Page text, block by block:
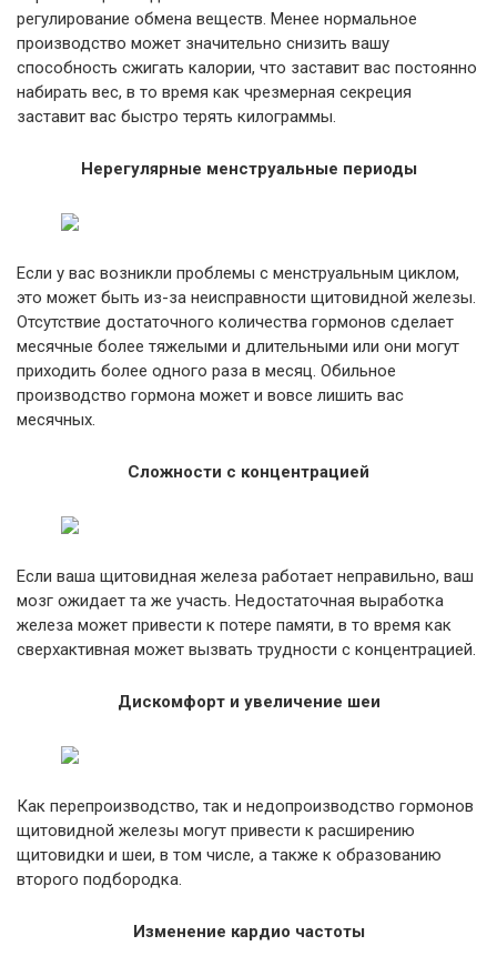
регулирование обмена веществ. Менее нормальное
производство может значительно снизить вашу
способность сжигать калории, что заставит вас постоянно
набирать вес, в то время как чрезмерная секреция
заставит вас быстро терять килограммы.
Нерегулярные менструальные периоды
Если у вас возникли проблемы с менструальным циклом,
это может быть из-за неисправности щитовидной железы.
Отсутствие достаточного количества гормонов сделает
месячные более тяжелыми и длительными или они могут
приходить более одного раза в месяц. Обильное
производство гормона может и вовсе лишить вас
месячных.
Сложности с концентрацией
Если ваша щитовидная железа работает неправильно, ваш
мозг ожидает та же участь. Недостаточная выработка
железа может привести к потере памяти, в то время как
сверхактивная может вызвать трудности с концентрацией.
Дискомфорт и увеличение шеи
Как перепроизводство, так и недопроизводство гормонов
щитовидной железы могут привести к расширению
щитовидки и шеи, в том числе, а также к образованию
второго подбородка.
Изменение кардио частоты